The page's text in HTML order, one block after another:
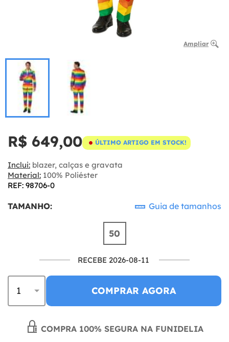
Ampliar
R$ 649,00 ÚLTIMO ARTIGO EM STOCK!
Inclui: blazer, calças e gravata
Material: 100% Poliéster
REF: 98706-0
TAMANHO: Guia de tamanhos
50
RECEBE 2026-08-11
COMPRAR AGORA
COMPRA 100% SEGURA NA FUNIDELIA